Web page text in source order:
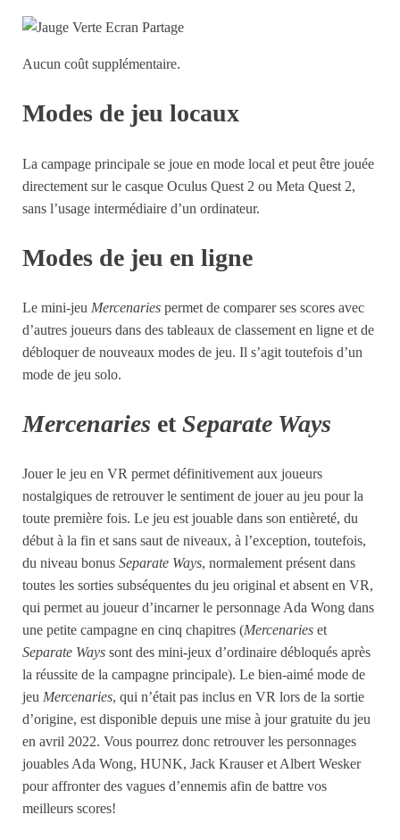
Aucun coût supplémentaire.
Modes de jeu locaux
La campage principale se joue en mode local et peut être jouée
directement sur le casque Oculus Quest 2 ou Meta Quest 2,
sans l’usage intermédiaire d’un ordinateur.
Modes de jeu en ligne
Le mini-jeu Mercenaries permet de comparer ses scores avec
d’autres joueurs dans des tableaux de classement en ligne et de
débloquer de nouveaux modes de jeu. Il s’agit toutefois d’un
mode de jeu solo.
Mercenaries etSeparate Ways
Jouer le jeu en VR permet définitivement aux joueurs
nostalgiques de retrouver le sentiment de jouer au jeu pour la
toute première fois. Le jeu est jouable dans son entièreté, du
début à la fin et sans saut de niveaux, à l’exception, toutefois,
du niveau bonus Separate Ways, normalement présent dans
toutes les sorties subséquentes du jeu original et absent en VR,
qui permet au joueur d’incarner le personnage Ada Wong dans
une petite campagne en cinq chapitres (Mercenaries et
Separate Ways sont des mini-jeux d’ordinaire débloqués après
la réussite de la campagne principale). Le bien-aimé mode de
jeu Mercenaries, qui n’était pas inclus en VR lors de la sortie
d’origine, est disponible depuis une mise à jour gratuite du jeu
en avril 2022. Vous pourrez donc retrouver les personnages
jouables Ada Wong, HUNK, Jack Krauser et Albert Wesker
pour affronter des vagues d’ennemis afin de battre vos
meilleurs scores!